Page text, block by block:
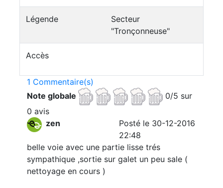
Légende
Secteur
"Tronçonneuse"
Accès
1 Commentaire(s)
Note globale
0/5 sur
0 avis
zen
Posté le 30-12-2016
22:48
belle voie avec une partie lisse trés
sympathique ,sortie sur galet un peu sale (
nettoyage en cours )